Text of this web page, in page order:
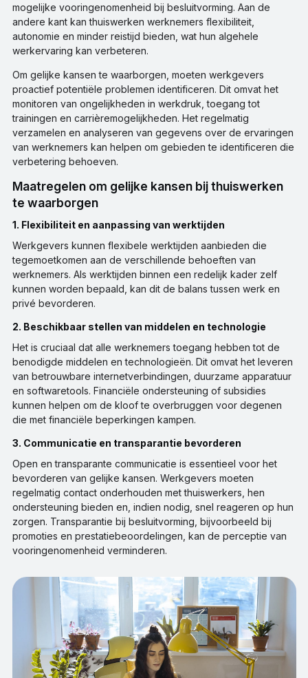
mogelijke vooringenomenheid bij besluitvorming. Aan de
andere kant kan thuiswerken werknemers flexibiliteit,
autonomie en minder reistijd bieden, wat hun algehele
werkervaring kan verbeteren.
Om gelijke kansen te waarborgen, moeten werkgevers
proactief potentiële problemen identificeren. Dit omvat het
monitoren van ongelijkheden in werkdruk, toegang tot
trainingen en carrièremogelijkheden. Het regelmatig
verzamelen en analyseren van gegevens over de ervaringen
van werknemers kan helpen om gebieden te identificeren die
verbetering behoeven.
Maatregelen om gelijke kansen bij thuiswerken
te waarborgen
1. Flexibiliteit en aanpassing van werktijden
Werkgevers kunnen flexibele werktijden aanbieden die
tegemoetkomen aan de verschillende behoeften van
werknemers. Als werktijden binnen een redelijk kader zelf
kunnen worden bepaald, kan dit de balans tussen werk en
privé bevorderen.
2. Beschikbaar stellen van middelen en technologie
Het is cruciaal dat alle werknemers toegang hebben tot de
benodigde middelen en technologieën. Dit omvat het leveren
van betrouwbare internetverbindingen, duurzame apparatuur
en softwaretools. Financiële ondersteuning of subsidies
kunnen helpen om de kloof te overbruggen voor degenen
die met financiële beperkingen kampen.
3. Communicatie en transparantie bevorderen
Open en transparante communicatie is essentieel voor het
bevorderen van gelijke kansen. Werkgevers moeten
regelmatig contact onderhouden met thuiswerkers, hen
ondersteuning bieden en, indien nodig, snel reageren op hun
zorgen. Transparantie bij besluitvorming, bijvoorbeeld bij
promoties en prestatiebeoordelingen, kan de perceptie van
vooringenomenheid verminderen.